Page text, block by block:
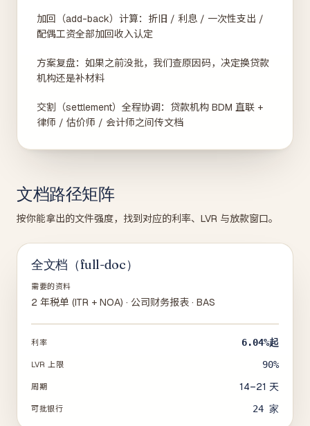
加回（add-back）计算：折旧 / 利息 / 一次性支出 /
配偶工资全部加回收入认定
方案复盘：如果之前没批，我们查原因码，决定换贷款
机构还是补材料
交割（settlement）全程协调：贷款机构 BDM 直联 +
律师 / 估价师 / 会计师之间传文档
文档路径矩阵
按你能拿出的文件强度，找到对应的利率、LVR 与放款窗口。
全文档（full-doc）
需要的资料
2 年税单 (ITR + NOA) · 公司财务报表 · BAS
利率 6.04%起
LVR 上限 90%
周期 14–21 天
可批银行 24 家